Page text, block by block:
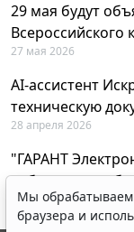
29 мая будут
Всероссийского
27 мая 2026
AI-ассистент
техническую
28 апреля 2026
"ГАРАНТ
вебинар по
23 апреля 2026
Мы
браузера и